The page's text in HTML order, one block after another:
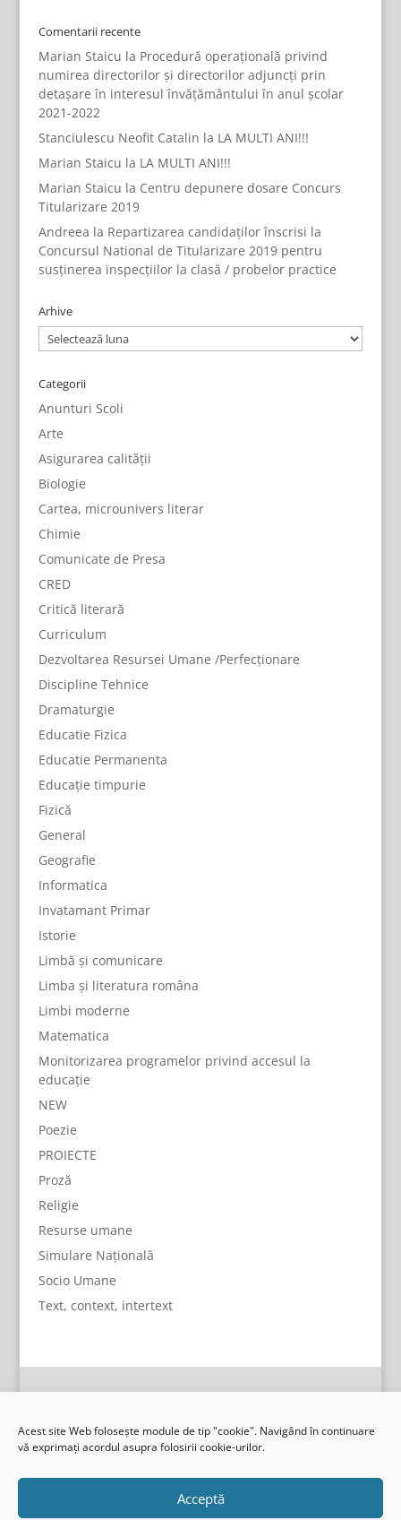
Acest site Web folosește module de tip "cookie". Navigând în continuare
vă exprimați acordul asupra folosirii cookie-urilor.
Acceptă
Comentarii recente
Marian Staicu la Procedură operațională privind
numirea directorilor și directorilor adjuncți prin
detașare în interesul învățământului în anul școlar
2021-2022
Stanciulescu Neofit Catalin la LA MULTI ANI!!!
Marian Staicu la LA MULTI ANI!!!
Marian Staicu la Centru depunere dosare Concurs
Titularizare 2019
Andreea la Repartizarea candidaților înscrisi la
Concursul National de Titularizare 2019 pentru
susținerea inspecțiilor la clasă / probelor practice
Arhive
Arhive
Categorii
Anunturi Scoli
Arte
Asigurarea calității
Biologie
Cartea, microunivers literar
Chimie
Comunicate de Presa
CRED
Critică literară
Curriculum
Dezvoltarea Resursei Umane /Perfecționare
Discipline Tehnice
Dramaturgie
Educatie Fizica
Educatie Permanenta
Educație timpurie
Fizică
General
Geografie
Informatica
Invatamant Primar
Istorie
Limbă și comunicare
Limba și literatura româna
Limbi moderne
Matematica
Monitorizarea programelor privind accesul la
educație
NEW
Poezie
PROIECTE
Proză
Religie
Resurse umane
Simulare Națională
Socio Umane
Text, context, intertext